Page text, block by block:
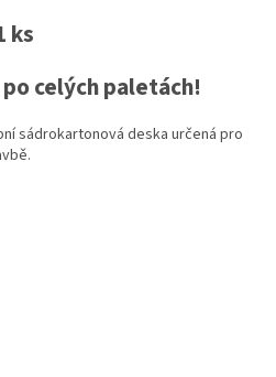
ks
celých paletách!
sádrokartonová deska určená pro